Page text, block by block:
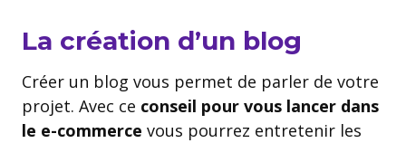
La création d’un blog
Créer un blog vous permet de parler de votre
projet. Avec ce conseil pour vous lancer dans
le e-commerce vous pourrez entretenir les